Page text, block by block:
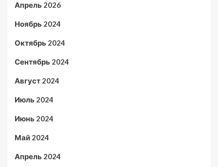
Апрель 2026
Ноябрь 2024
Октябрь 2024
Сентябрь 2024
Август 2024
Июль 2024
Июнь 2024
Май 2024
Апрель 2024